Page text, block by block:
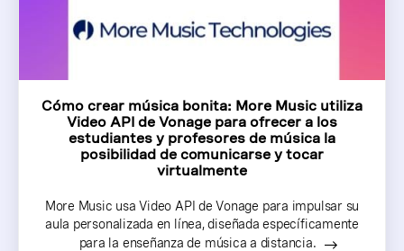
Cómo crear música bonita: More Music utiliza
Video API de Vonage para ofrecer a los
estudiantes y profesores de música la
posibilidad de comunicarse y tocar
virtualmente
More Music usa Video API de Vonage para impulsar su
aula personalizada en línea, diseñada específicamente
para la enseñanza de música a distancia.